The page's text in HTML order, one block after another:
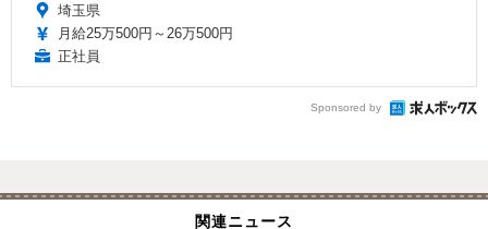
埼玉県
月給25万500円～26万500円
正社員
Sponsored by
関連ニュース